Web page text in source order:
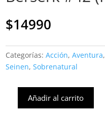
$14990
Categorías: Acción, Aventura,
Seinen, Sobrenatural
Berserk
Añadir al carrito